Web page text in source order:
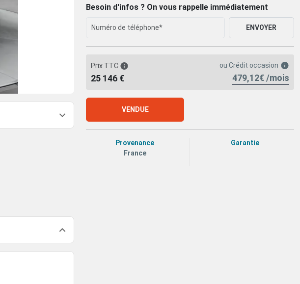
Besoin d'infos ? On vous rappelle immédiatement
ENVOYER
Prix TTC
25 146 €
ou Crédit occasion
479,12€ /mois
VENDUE
Provenance
France
Garantie